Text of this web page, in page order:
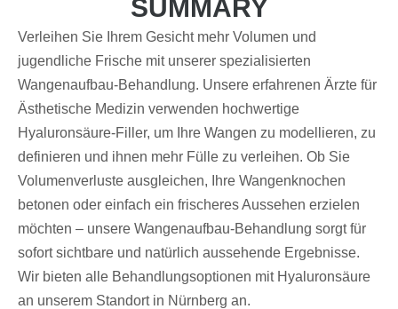
SUMMARY
Verleihen Sie Ihrem Gesicht mehr Volumen und
jugendliche Frische mit unserer spezialisierten
Wangenaufbau-Behandlung. Unsere erfahrenen Ärzte für
Ästhetische Medizin verwenden hochwertige
Hyaluronsäure-Filler, um Ihre Wangen zu modellieren, zu
definieren und ihnen mehr Fülle zu verleihen. Ob Sie
Volumenverluste ausgleichen, Ihre Wangenknochen
betonen oder einfach ein frischeres Aussehen erzielen
möchten – unsere Wangenaufbau-Behandlung sorgt für
sofort sichtbare und natürlich aussehende Ergebnisse.
Wir bieten alle Behandlungsoptionen mit Hyaluronsäure
an unserem Standort in Nürnberg an.